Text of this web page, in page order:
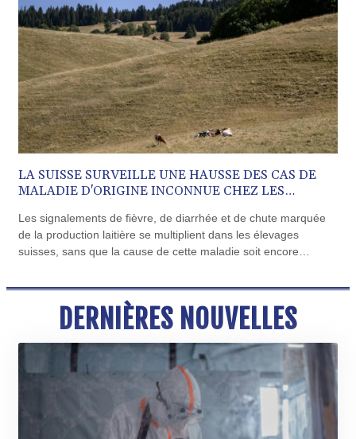
CZK 24.205269
DJF 205.50301
DKK 7.475304
DOP 67.244732
DZD 153.502688
EGP 57.471515
ERN 17.314419
ETB 186.262401
FJD 2.553819
FKP 0.857432
GBP 0.857122
GGP 0.857432
GHS 13.565055
GIP 0.857432
GNF 10135.249888
GTQ 8.805348
GYD 241.43004
HKD 9.054939
HNL 30.930577
HRK 7.534661
HTG 150.888179
HUF 363.741084
IDR 20659.564222
LA SUISSE SURVEILLE UNE HAUSSE DES CAS DE
MALADIE D'ORIGINE INCONNUE CHEZ LES
Les signalements de fièvre, de diarrhée et de chute marquée
de la production laitière se multiplient dans les élevages
suisses, sans que la cause de cette maladie soit encore
DERNIÈRES NOUVELLES